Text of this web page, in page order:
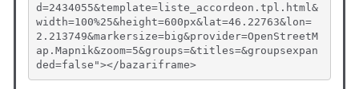
d=2434055&template=liste_accordeon.tpl.html&
width=100%25&height=600px&lat=46.22763&lon=
2.213749&markersize=big&provider=OpenStreetM
ap.Mapnik&zoom=5&groups=&titles=&groupsexpan
ded=false"></bazariframe>